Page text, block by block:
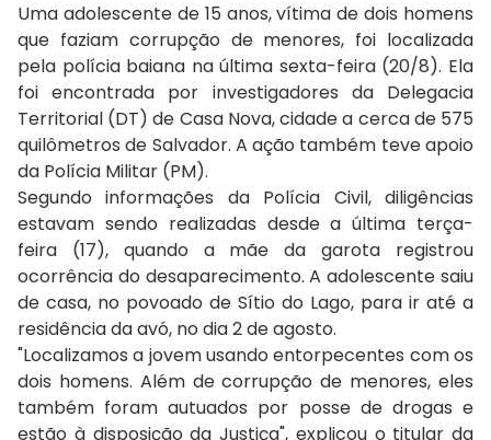
Uma adolescente de 15 anos, vítima de dois homens
que faziam corrupção de menores, foi localizada
pela polícia baiana na última sexta-feira (20/8). Ela
foi encontrada por investigadores da Delegacia
Territorial (DT) de Casa Nova, cidade a cerca de 575
quilômetros de Salvador. A ação também teve apoio
da Polícia Militar (PM).
Segundo informações da Polícia Civil, diligências
estavam sendo realizadas desde a última terça-
feira (17), quando a mãe da garota registrou
ocorrência do desaparecimento. A adolescente saiu
de casa, no povoado de Sítio do Lago, para ir até a
residência da avó, no dia 2 de agosto.
"Localizamos a jovem usando entorpecentes com os
dois homens. Além de corrupção de menores, eles
também foram autuados por posse de drogas e
estão à disposição da Justiça", explicou o titular da